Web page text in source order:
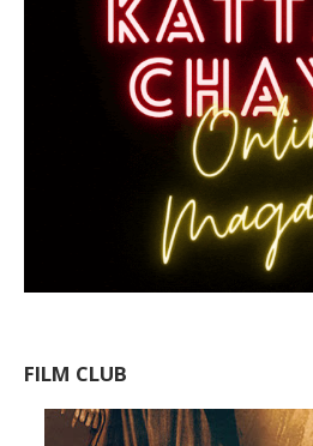
FILM CLUB